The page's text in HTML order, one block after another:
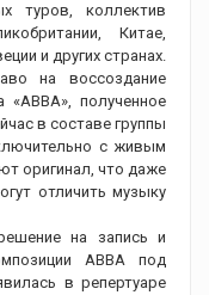
туров, коллектив
Китае,
и других странах.
на воссоздание
полученное
в составе группы
с живым
оригинал, что даже
отличить музыку
на запись и
ABBA под
в репертуаре